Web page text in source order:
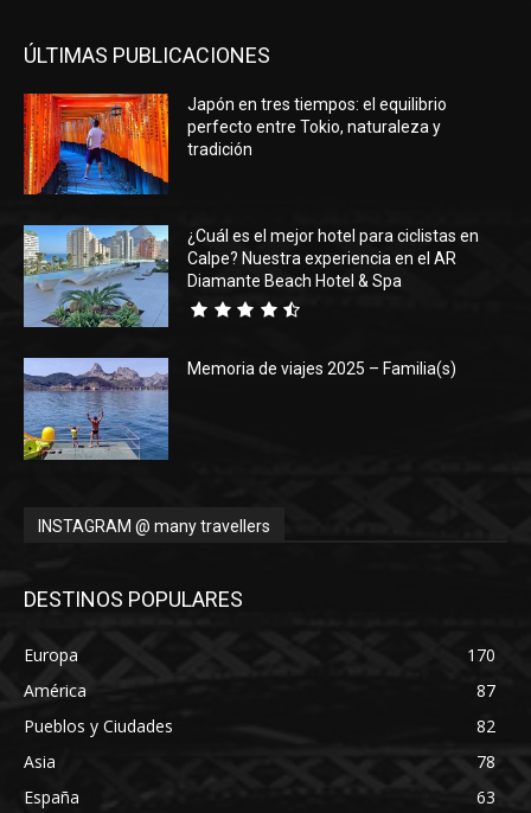
ÚLTIMAS PUBLICACIONES
Japón en tres tiempos: el equilibrio
perfecto entre Tokio, naturaleza y
tradición
¿Cuál es el mejor hotel para ciclistas en
Calpe? Nuestra experiencia en el AR
Diamante Beach Hotel & Spa
Memoria de viajes 2025 – Familia(s)
INSTAGRAM @ many travellers
DESTINOS POPULARES
Europa
170
América
87
Pueblos y Ciudades
82
Asia
78
España
63